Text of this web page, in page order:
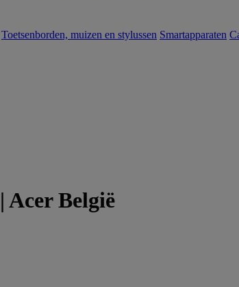
Toetsenborden, muizen en stylussen Smartapparaten
Acer België